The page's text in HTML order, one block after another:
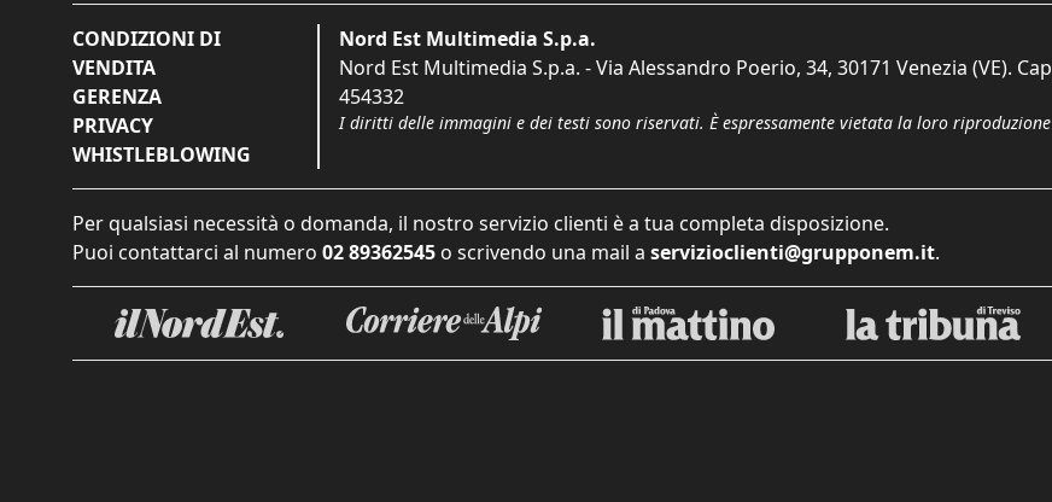
CONDIZIONI DI
VENDITA
GERENZA
PRIVACY
WHISTLEBLOWING
Nord Est Multimedia S.p.a.
Nord Est Multimedia S.p.a. - Via Alessandro Poerio, 34, 30171 Venezia (VE).
454332
I diritti delle immagini e dei testi sono riservati. È espressamente vietata la loro
Per qualsiasi necessità o domanda, il nostro servizio clienti è a tua completa disposizione.
Puoi contattarci al numero 02 89362545 o scrivendo una mail a servizioclienti@grupponem.it.